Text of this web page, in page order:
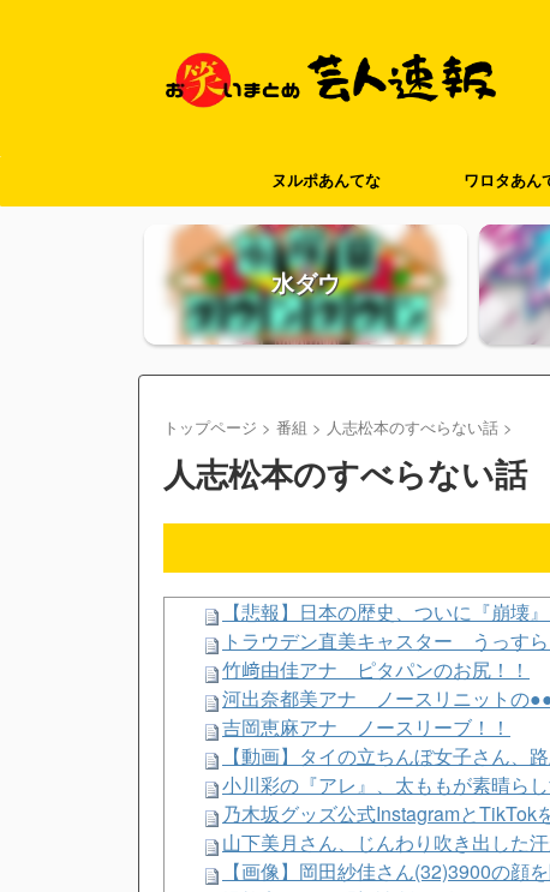
ヌルポあんてな ワロタあん
水ダウ
トップページ > 番組 > 人志松本のすべらない話 >
人志松本のすべらない話
【悲報】日本の歴史、ついに『崩壊
トラウデン直美キャスター うっす
竹﨑由佳アナ ピタパンのお尻！！
河出奈都美アナ ノースリニットの
吉岡恵麻アナ ノースリーブ！！
【動画】タイの立ちんぼ女子さん、
小川彩の『アレ』、太ももが素晴ら
乃木坂グッズ公式InstagramとTikTok
山下美月さん、じんわり吹き出した
【画像】岡田紗佳さん(32)3900の顔